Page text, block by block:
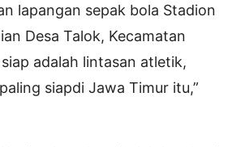
lapangan sepak bola Stadion
Desa Talok, Kecamatan
adalah lintasan atletik,
siapdi Jawa Timur itu,”